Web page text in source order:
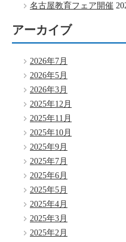
名古屋教育フェア開催
アーカイブ
2026年7月
2026年5月
2026年3月
2025年12月
2025年11月
2025年10月
2025年9月
2025年7月
2025年6月
2025年5月
2025年4月
2025年3月
2025年2月